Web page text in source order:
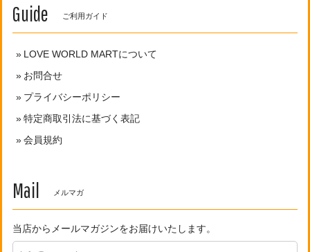
Guide ご利用ガイド
LOVE WORLD MARTについて
お問合せ
プライバシーポリシー
特定商取引法に基づく表記
会員規約
Mail メルマガ
当店からメールマガジンをお届けいたします。